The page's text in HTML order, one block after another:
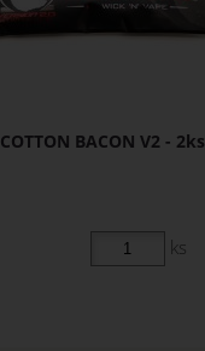
COTTON BACON V2 - 2ks
ks